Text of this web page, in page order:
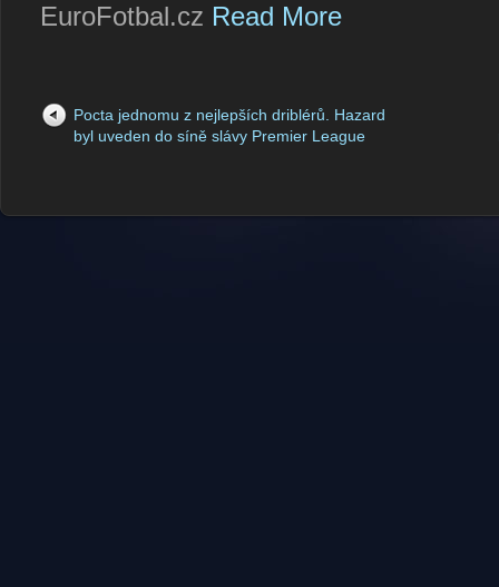
EuroFotbal.cz Read More
Pocta jednomu z nejlepších driblérů. Hazard
byl uveden do síně slávy Premier League